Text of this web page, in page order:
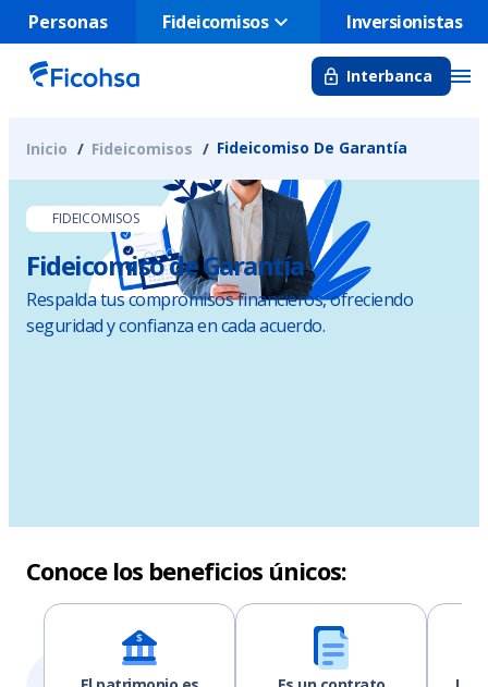
Personas Fideicomisos Inversionistas
Interbanca
Inicio Fideicomisos Fideicomiso De Garantía
FIDEICOMISOS
Fideicomiso de Garantía
Respalda tus compromisos financieros, ofreciendo
seguridad y confianza en cada acuerdo.
Conoce los beneficios únicos: